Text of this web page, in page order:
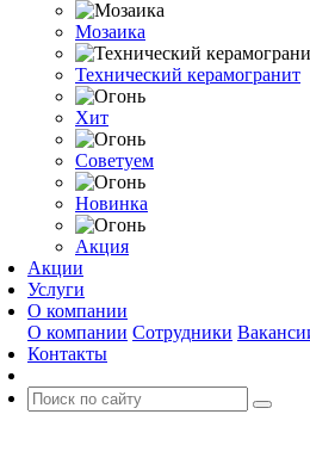
Мозаика
Технический керамогранит
Хит
Советуем
Новинка
Акция
Акции
Услуги
О компании
О компании Сотрудники
Контакты